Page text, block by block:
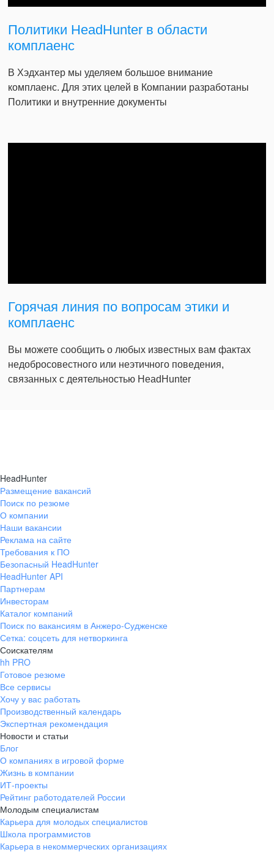
Политики HeadHunter в области
комплаенс
В Хэдхантер мы уделяем большое внимание
комплаенс. Для этих целей в Компании разработаны
Политики и внутренние документы
Горячая линия по вопросам этики и
комплаенс
Вы можете сообщить о любых известных вам фактах
недобросовестного или неэтичного поведения,
связанных с деятельностью HeadHunter
HeadHunter
Размещение вакансий
Поиск по резюме
О компании
Наши вакансии
Реклама на сайте
Требования к ПО
Безопасный HeadHunter
HeadHunter API
Партнерам
Инвесторам
Каталог компаний
Поиск по вакансиям в Анжеро-Судженске
Сетка: соцсеть для нетворкинга
Соискателям
hh PRO
Готовое резюме
Все сервисы
Хочу у вас работать
Производственный календарь
Экспертная рекомендация
Новости и статьи
Блог
О компаниях в игровой форме
Жизнь в компании
ИТ-проекты
Рейтинг работодателей России
Молодым специалистам
Карьера для молодых специалистов
Школа программистов
Карьера в некоммерческих организациях